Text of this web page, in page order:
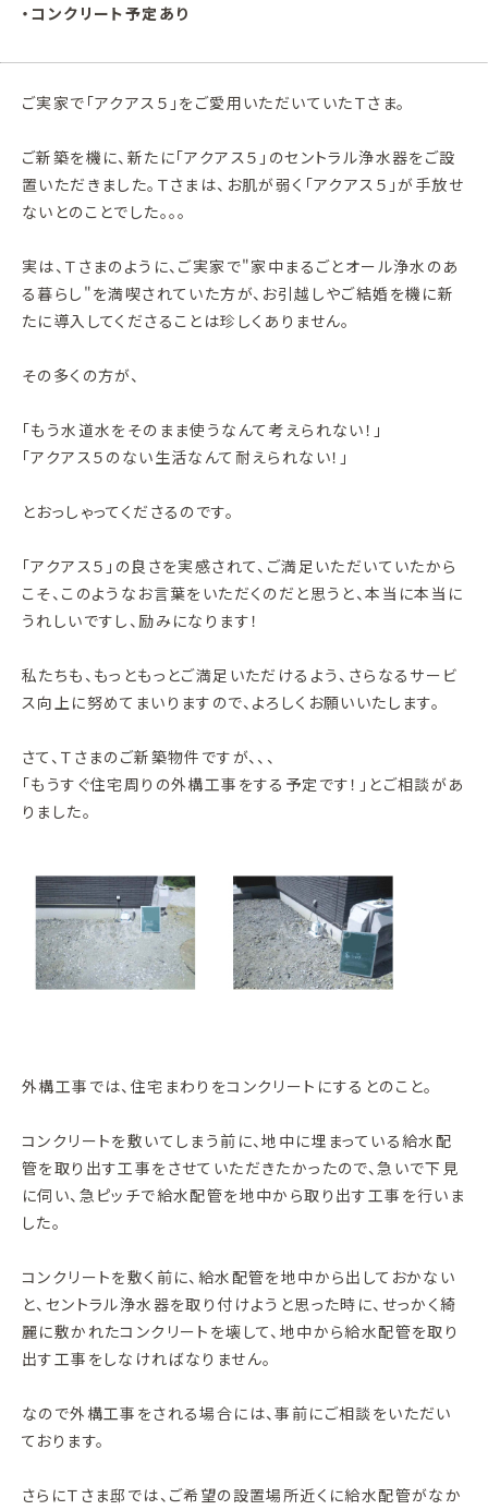
・コンクリート予定あり
ご実家で「アクアス５」をご愛用いただいていたＴさま。
ご新築を機に、新たに「アクアス５」のセントラル浄水器をご設
置いただきました。Ｔさまは、お肌が弱く「アクアス５」が手放せ
ないとのことでした。。。
実は、Ｔさまのように、ご実家で"家中まるごとオール浄水のあ
る暮らし"を満喫されていた方が、お引越しやご結婚を機に新
たに導入してくださることは珍しくありません。
その多くの方が、
「もう水道水をそのまま使うなんて考えられない！」
「アクアス５のない生活なんて耐えられない！」
とおっしゃってくださるのです。
「アクアス５」の良さを実感されて、ご満足いただいていたから
こそ、このようなお言葉をいただくのだと思うと、本当に本当に
うれしいですし、励みになります！
私たちも、もっともっとご満足いただけるよう、さらなるサービ
ス向上に努めてまいりますので、よろしくお願いいたします。
さて、Ｔさまのご新築物件ですが、、、
「もうすぐ住宅周りの外構工事をする予定です！」とご相談があ
りました。
外構工事では、住宅まわりをコンクリートにするとのこと。
コンクリートを敷いてしまう前に、地中に埋まっている給水配
管を取り出す工事をさせていただきたかったので、急いで下見
に伺い、急ピッチで給水配管を地中から取り出す工事を行いま
した。
コンクリートを敷く前に、給水配管を地中から出しておかない
と、セントラル浄水器を取り付けようと思った時に、せっかく綺
麗に敷かれたコンクリートを壊して、地中から給水配管を取り
出す工事をしなければなりません。
なので外構工事をされる場合には、事前にご相談をいただい
ております。
さらにＴさま邸では、ご希望の設置場所近くに給水配管がなか